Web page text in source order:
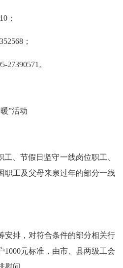
；
；
。
”活动
、节假日坚守一线岗位职工、
职工及父母来泉过年的部分一线
排，对符合条件的部分相关行
1000元标准，由市、县两级工会